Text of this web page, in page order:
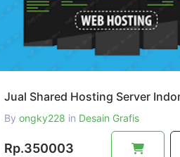
Byongky228 in Desain Grafis
Rp.350003